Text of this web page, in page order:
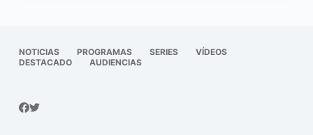
NOTICIAS PROGRAMAS SERIES
VÍDEOS
DESTACADO
AUDIENCIAS